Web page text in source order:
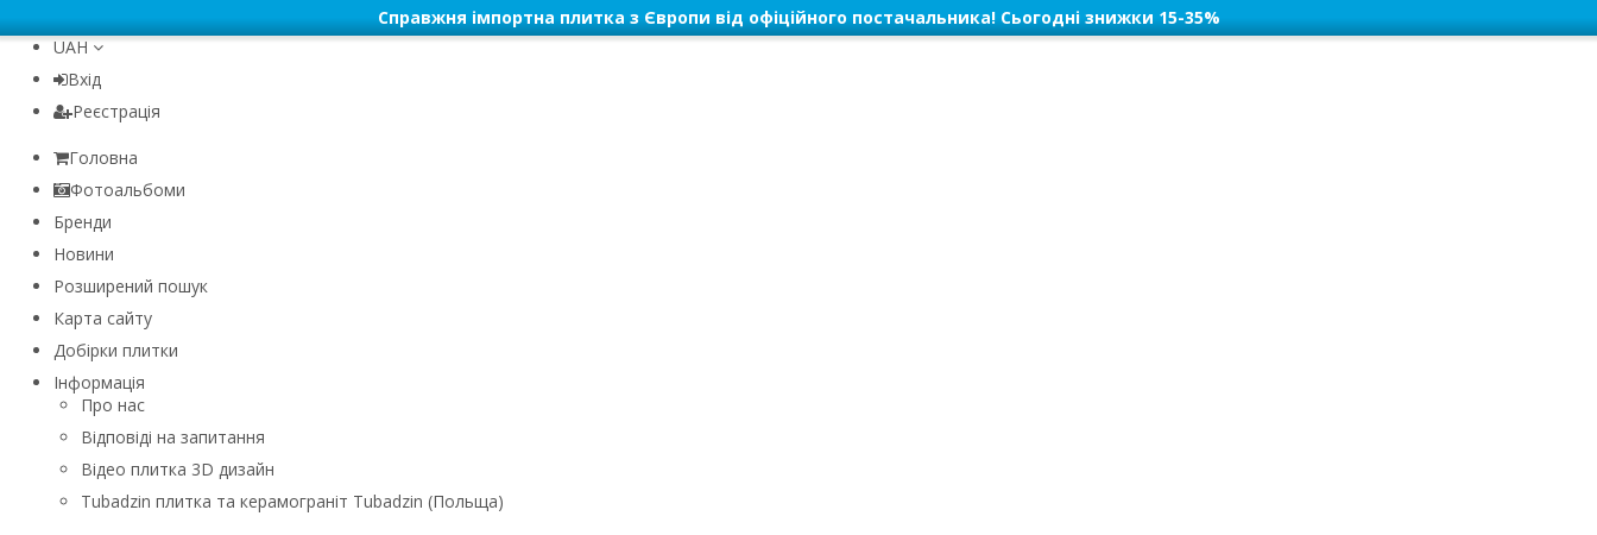
Справжня імпортна плитка з Європи від офіційного постачальника! Сьогодні знижки 15-35%
UAH
Вхід
Реєстрація
Головна
Фотоальбоми
Бренди
Новини
Розширений пошук
Карта сайту
Добірки плитки
Інформація
Про нас
Відповіді на запитання
Відео плитка 3D дизайн
Tubadzin плитка та керамограніт Tubadzin (Польща)